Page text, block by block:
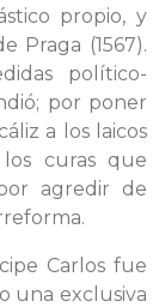
propio, y
Praga (1567).
político-
por poner
a los laicos
curas que
agredir de
Carlos fue
una exclusiva